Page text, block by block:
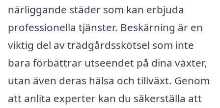
närliggande städer som kan erbjuda
professionella tjänster. Beskärning är en
viktig del av trädgårdsskötsel som inte
bara förbättrar utseendet på dina växter,
utan även deras hälsa och tillväxt. Genom
att anlita experter kan du säkerställa att